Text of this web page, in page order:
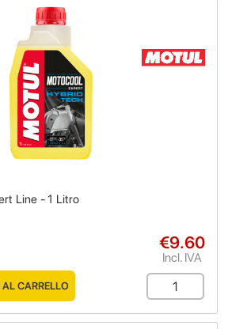
Line - 1 Litro
€9.60
Incl. IVA
AL CARRELLO